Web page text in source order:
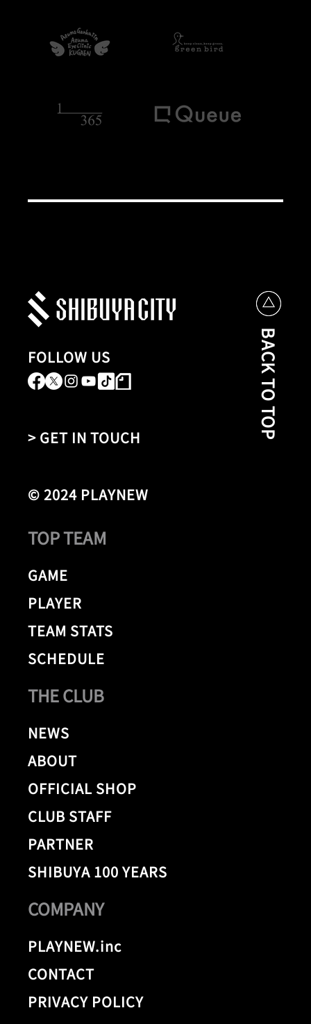
FOLLOW US
> GET IN TOUCH
© 2024 PLAYNEW
THE CLUB
NEWS
ABOUT
OFFICIAL SHOP
CLUB STAFF
PARTNER
SHIBUYA 100 YEARS
COMPANY
PLAYNEW.inc
CONTACT
PRIVACY POLICY
TOP TEAM
GAME
PLAYER
TEAM STATS
SCHEDULE
BACK TO TOP